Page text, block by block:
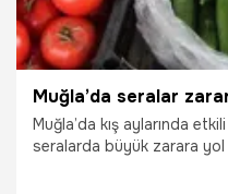
Muğla’da kış aylarında
seralarda büyük zarara